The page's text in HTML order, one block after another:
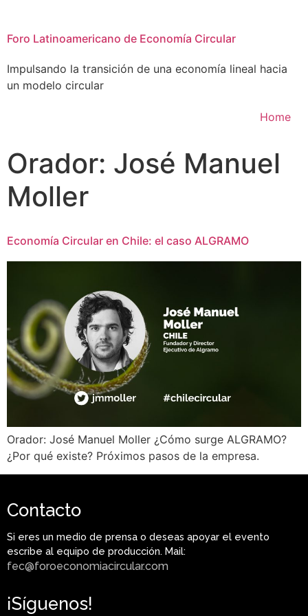
Foro Latinoamericano de Economía Circular
Impulsando la transición de una economía lineal hacia
un modelo circular
Home
Orador: José Manuel
Moller
Economía Circular en Chile: el caso ALGRAMO
Orador: José Manuel Moller ¿Cómo surge ALGRAMO?
¿Por qué existe? Próximos pasos de la empresa.
Contacto
Si eres un medio de prensa o deseas apoyar el evento
escribe al equipo de producción. Mail:
fec@foroeconomiacircular.com
¡Síguenos!